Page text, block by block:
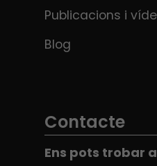
Publicacions i
Blog
Contacte
Ens pots trobar